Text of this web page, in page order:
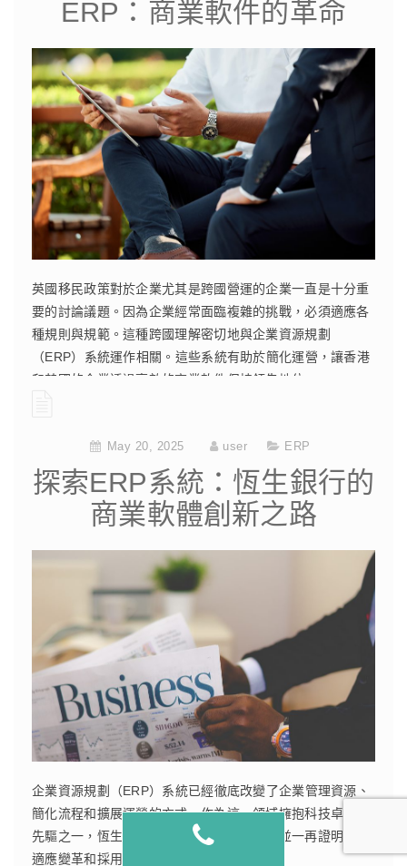
ERP：商業軟件的革命
英國移民政策對於企業尤其是跨國營運的企業一直是十分重
要的討論議題。因為企業經常面臨複雜的挑戰，必須適應各
種規則與規範。這種跨國理解密切地與企業資源規劃
（ERP）系統運作相關。這些系統有助於簡化運營，讓香港
和英國的企業透過高效的商業軟件保持領先地位。
May 20, 2025
user ERP
探索ERP系統：恆生銀行的
商業軟體創新之路
企業資源規劃（ERP）系統已經徹底改變了企業管理資源、
簡化流程和擴展運營的方式。作為這一領域擁抱科技卓越的
先驅之一，恆生銀行以建立於香港而聞名，並一再證明瞭其
適應變革和採用尖端解決方案的能力。